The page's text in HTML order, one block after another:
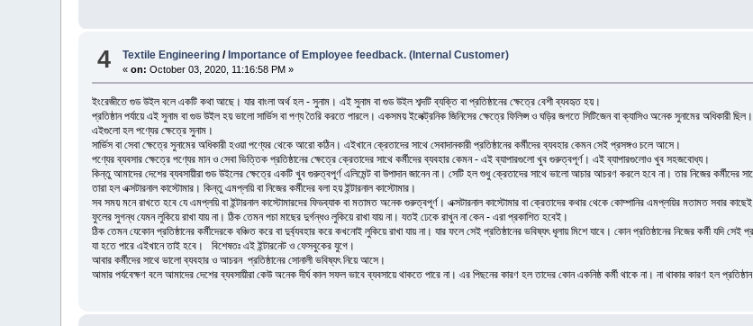
4 Textile Engineering /Importance of Employee feedback. (Internal Customer)
«on: October 03, 2020, 11:16:58 PM »
ইংরেজীতে গুড উইল বলে একটি কথা আছে। যার বাংলা অর্থ হল - সুনাম। এই সুনাম বা গুড উইল শব্দটি ব্যক্তি বা প্রতিষ্ঠানের ক্ষেত্রে বেশী ব্যবহৃত হয়।
প্রতিষ্ঠান পর্যায়ে এই সুনাম বা গুড উইল হয় ভালো সার্ভিস বা পণ্য তৈরি করতে পারলে। একসময় ইলেক্ট্রনিক জিনিসের ক্ষেত্রে ফিলিপ্স ও ঘড়ির জগতে সিটিজেন বা ক্যাসিও অনেক সুনামের অধিকারী
এইগুলো হল পণ্যের ক্ষেত্রে সুনাম।
সার্ভিস বা সেবা ক্ষেত্রে সুনামের অধিকারী হওয়া পণ্যের থেকে আরো কঠিন। এইখানে ক্রেতাদের সাথে সেবাদানকারী প্রতিষ্ঠানের কর্মীদের ব্যবহার কেমন সেই প্রসঙ্গও চলে আসে।
পণ্যের ব্যবসার ক্ষেত্রে পণ্যের মান ও সেবা ভিত্তিক প্রতিষ্ঠানের ক্ষেত্রে ক্রেতাদের সাথে কর্মীদের ব্যবহার কেমন - এই ব্যাপারগুলো খুব গুরুত্বপূর্ণ। এই ব্যাপারগুলোও খুব সহজবোধ্য।
কিন্তু আমাদের দেশের ব্যবসায়ীরা গুড উইলের ক্ষেত্রে একটি খুব গুরুত্বপূর্ণ এলিমেন্ট বা উপাদান জানেন না। সেটি হল শুধু ক্রেতাদের সাথে ভালো আচার আচরণ করলে হবে না। তার নিজের
তারা হল এক্সটারনাল কাস্টোমার। কিন্তু এমপ্লয়ি বা নিজের কর্মীদের বলা হয় ইন্টারনাল কাস্টোমার।
সব সময় মনে রাখতে হবে যে এমপ্লয়ি বা ইন্টারনাল কাস্টোমারদের ফিডব্যাক বা মতামত অনেক গুরুত্বপূর্ণ। এক্সটারনাল কাস্টোমার বা ক্রেতাদের কথার থেকে কোম্পানির এমপ্লয়ির মতামত সবার
ফুলের সুগন্ধ যেমন লুকিয়ে রাখা যায় না। ঠিক তেমন পচা মাছের দুর্গন্ধও লুকিয়ে রাখা যায় না। যতই ঢেকে রাখুন না কেন - এরা প্রকাশিত হবেই।
ঠিক তেমন যেকোন প্রতিষ্ঠানের কর্মীদেরকে বঞ্চিত করে বা দুর্ব্যবহার করে কখনোই লুকিয়ে রাখা যায় না। যার ফলে সেই প্রতিষ্ঠানের ভবিষ্যৎ ধূলায় মিশে যাবে। কোন প্রতিষ্ঠানের নিজের কর্মী যদি
যা হতে পারে এইখানে তাই হবে। বিশেষতঃ এই ইন্টারনেট ও ফেসবুকের যুগে।
আবার কর্মীদের সাথে ভালো ব্যবহার ও আচরন প্রতিষ্ঠানের সোনালী ভবিষ্যৎ নিয়ে আসে।
আমার পর্যবেক্ষণ বলে আমাদের দেশের ব্যবসায়ীরা কেউ অনেক দীর্ঘ কাল সফল ভাবে ব্যবসায়ে থাকতে পারে না। এর পিছনের কারণ হল তাদের কোন একনিষ্ঠ কর্মী থাকে না। না থাকার কারণ হল প্রতিষ্ঠান